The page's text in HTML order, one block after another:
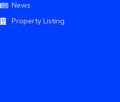
News
Property Listing